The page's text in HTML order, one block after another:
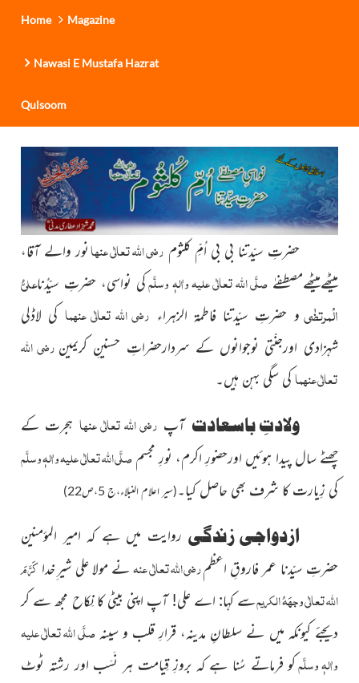
Home Magazine
Nawasi E Mustafa Hazrat
Qulsoom
حضرتِ سیّدتنا بی بی اُمِّ کلثوم رضی اللہ تعالٰی عنہانور والے آقا،
میٹھےمیٹھےمصطفےٰصلَّی اللہ تعالٰی علیہ واٰلہٖ وسلَّمکی نواسی، حضرتِ سیّدُناعلیُّ
الْمرتضٰی و حضرتِ سیّدتنا فاطمۃ الزہراء رضی اللہ تعالٰی عنہما کی لاڈلی
شہزادی اورجنّتی نوجوانوں کے سردارحضراتِ حسنینِ کریمین رضی اللہ
تعالٰی عنہماکی سگی بہن ہیں۔
ولادتِ باسعادت آپ رضی اللہ تعالٰی عنہا ہجرت کے
چھٹے سال پیدا ہوئیں اورحضورِ اکرم، نورِ مجسمصلَّی اللہ تعالٰی علیہ واٰلہٖ وسلَّم
کی زِیارت کا شرف بھی حاصل کیا۔(سیر اعلام النبلاء،ج 5،ص22)
ازدواجی زندگی روایت میں ہے کہ امیر المؤمنین
حضرتِ سیّدنا عمر فاروقِ اعظمرضی اللہ تعالٰی عنہنے مولا علی شیر ِخداکَرَّمَ
اللہ تعالٰی وجہَہُ الکریمسے کہا: اے علی! آپ اپنی بیٹی کا نِکاح مجھ سے کر
دیجئے کیونکہ میں نے سلطانِ مدینہ، قرارِ قلب و سینہصلَّی اللہ تعالٰی علیہ
واٰلہٖ وسلَّمکو فرماتے سُنا ہے کہ بروزِ قِیامت ہر نَسَب اور رشتہ ٹوٹ